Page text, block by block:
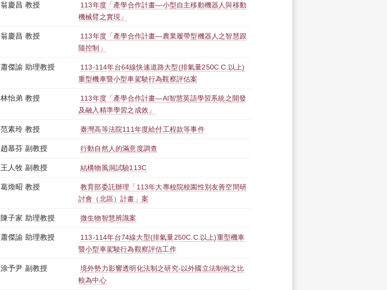
翁慶昌 教授
113年度「產學合作計畫—小型自主移動機器人與移動
機械臂之實現」
翁慶昌 教授
113年度「產學合作計畫—農業履帶型機器人之智慧跟
隨控制」
蕭傑諭 助理教授
113-114年台64線快速道路大型(排氣量250C.C.以上)
重型機車暨小型車駕駛行為觀察評估案
林怡弟 教授
113年度「產學合作計畫—AI智慧英語學習系統之開發
及融入精準學習之成效」
范素玲 教授 臺灣高等法院111年度給付工程款等事件
趙慕芬 副教授 行動自然人的滿意度調查
王人牧 副教授 結構物風洞試驗113C
葛煥昭 教授
教育部委託辦理「113年大專校院校園性別友善空間研
討會（北區）計畫」案
陳子家 助理教授 微生物智慧辨識案
蕭傑諭 助理教授
113-114年台74線大型(排氣量250C.C.以上)重型機車
暨小型車駕駛行為觀察評估工作
涂予尹 副教授
境外勢力影響透明化法制之研究-以外國立法制例之比
較為中心